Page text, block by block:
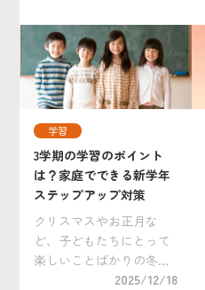
を得意にする小学生向け
「名探偵コナンゼミ」4月
号の教材をご紹介しま
す。 いろいろ悩みがちな
家庭学習用教材ですが
[…]学習
3学期の学習のポイント
は？家庭でできる新学年
ステップアップ対策
クリスマスやお正月な
ど、子どもたちにとって
楽しいことばかりの冬休
みの後にやってくる3学
2025/12/18